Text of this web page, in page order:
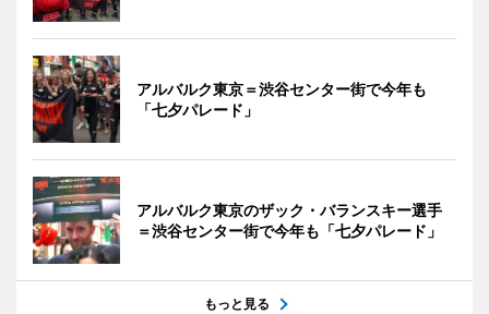
アルバルク東京＝渋谷センター街で今年も
「七夕パレード」
アルバルク東京のザック・バランスキー選手
＝渋谷センター街で今年も「七夕パレード」
もっと見る